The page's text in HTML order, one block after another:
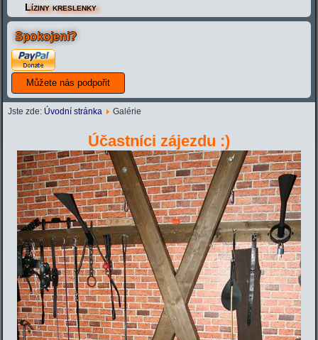
Líziny kreslenky
Spokojeni?
Jste zde: Úvodní stránka Galérie
Účastníci zájezdu :)